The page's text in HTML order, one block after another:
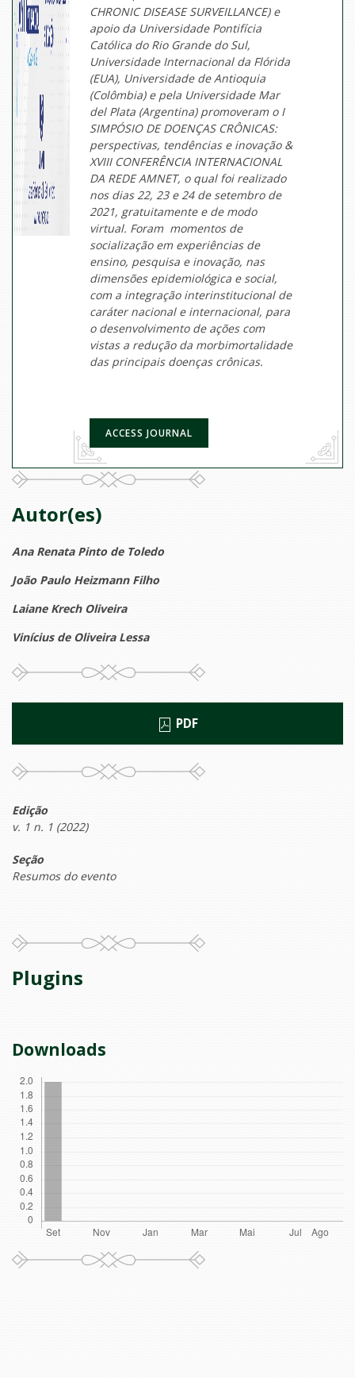
CHRONIC DISEASE SURVEILLANCE) e
apoio da Universidade Pontifícia
Católica do Rio Grande do Sul,
Universidade Internacional da Flórida
(EUA), Universidade de Antioquia
(Colômbia) e pela Universidade Mar
del Plata (Argentina) promoveram o I
SIMPÓSIO DE DOENÇAS CRÔNICAS:
perspectivas, tendências e inovação &
XVIII CONFERÊNCIA INTERNACIONAL
DA REDE AMNET, o qual foi realizado
nos dias 22, 23 e 24 de setembro de
2021, gratuitamente e de modo
virtual. Foram momentos de
socialização em experiências de
ensino, pesquisa e inovação, nas
dimensões epidemiológica e social,
com a integração interinstitucional de
caráter nacional e internacional, para
o desenvolvimento de ações com
vistas a redução da morbimortalidade
das principais doenças crônicas.
ACCESS JOURNAL
Autor(es)
Ana Renata Pinto de Toledo
João Paulo Heizmann Filho
Laiane Krech Oliveira
Vinícius de Oliveira Lessa
PDF
Edição
v. 1 n. 1 (2022)
Seção
Resumos do evento
Plugins
Downloads